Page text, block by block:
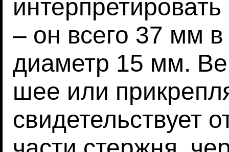
– он всего 37 мм
диаметр 15 мм.
шее или
свидетельствует